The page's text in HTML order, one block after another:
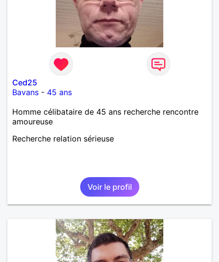
Ced25
Bavans - 45 ans
Homme célibataire de 45 ans recherche rencontre
amoureuse
Recherche relation sérieuse
Voir le profil